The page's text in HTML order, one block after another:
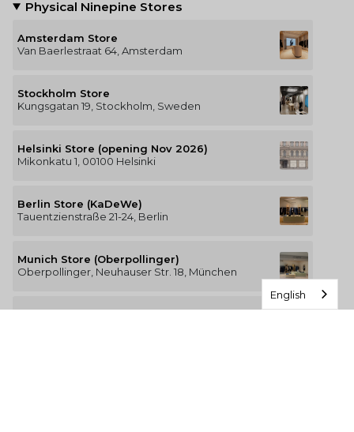
Physical Ninepine Stores
Amsterdam Store
Van Baerlestraat 64, Amsterdam
Stockholm Store
Kungsgatan 19, Stockholm, Sweden
Helsinki Store (opening Nov 2026)
Mikonkatu 1, 00100 Helsinki
Berlin Store (KaDeWe)
Tauentzienstraße 21-24, Berlin
Munich Store (Oberpollinger)
Oberpollinger, Neuhauser Str. 18, München
English